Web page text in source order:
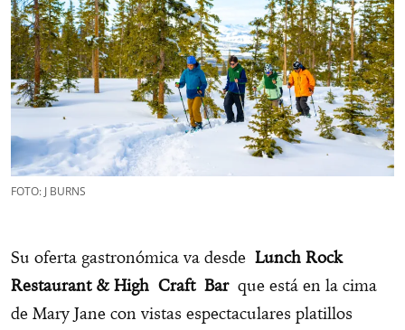
FOTO: J BURNS
Su oferta gastronómica va desde Lunch Rock
Restaurant & High Craft Barque está en la cima
de Mary Jane con vistas espectaculares platillos